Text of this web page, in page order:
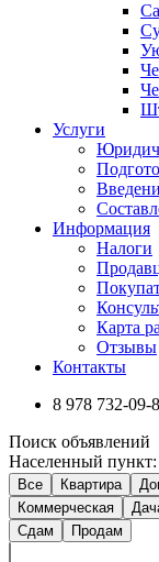
Услуги
Информация
Налоги
Карта
Отзывы
Контакты
8 978 732-09-
Поиск объявлений
Населенный пункт:
Все Квартира
Коммерческая
Сдам
Продам